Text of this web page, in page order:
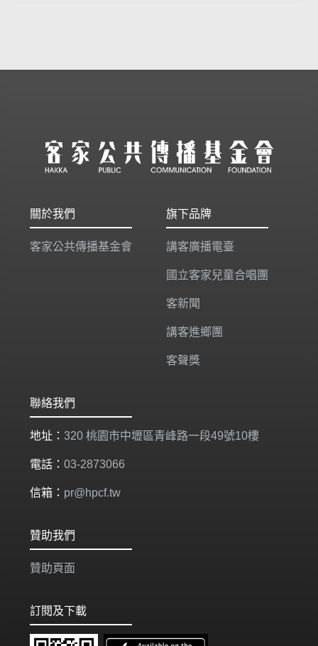
關於我們
客家公共傳播基金會
旗下品牌
講客廣播電臺
國立客家兒童合唱團
客新聞
講客進鄉團
客聲獎
聯絡我們
地址： 320 桃園市中壢區青峰路一段49號10樓
電話： 03-2873066
信箱： pr@hpcf.tw
贊助我們
贊助頁面
訂閱及下載